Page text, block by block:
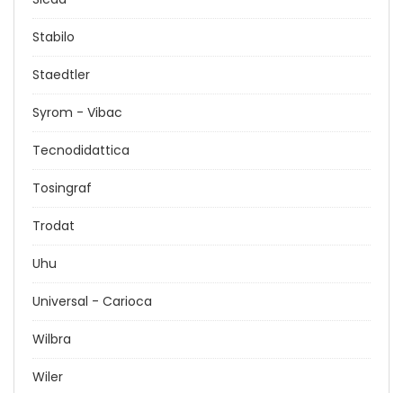
Stabilo
Staedtler
Syrom - Vibac
Tecnodidattica
Tosingraf
Trodat
Uhu
Universal - Carioca
Wilbra
Wiler